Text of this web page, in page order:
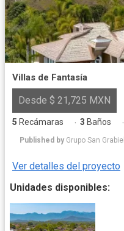
Villas de Fantasía
Desde $ 21,725 MXN
5 Recámaras · 3 Baños ·
Published by Grupo San Grabiel
Ver detalles del proyecto
Unidades disponibles: